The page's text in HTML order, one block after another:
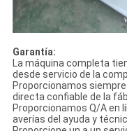
Garantía:
La máquina completa
desde servicio de la
Proporcionamos
directa confiable de la
Proporcionamos Q/A en
averías del ayuda y